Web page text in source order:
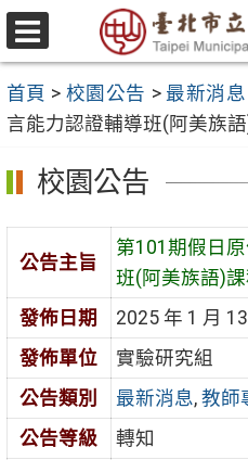
跳
至
要
內
容
區
選
單
首頁 > 校園公告 > 最新消息
言能力認證輔導班(阿美族
校園公告
公告主旨
第101期假日
班(阿美族語)課
發佈日期
2025 年 1 月
發佈單位
實驗研究組
公告類別
最新消息, 教師
公告等級
轉知